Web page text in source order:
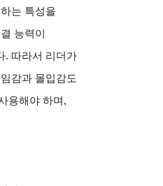
는 특성을
능력이
. 따라서 리더가
감과 몰입감도
용해야 하며,